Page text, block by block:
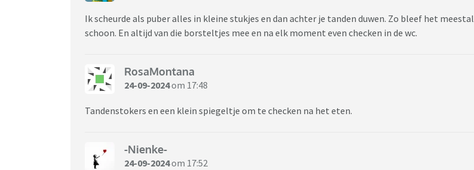
Ik scheurde als puber alles in kleine stukjes en dan achter je tanden duwen. Zo bleef het meestal
schoon. En altijd van die borsteltjes mee en na elk moment even checken in de wc.
RosaMontana
24-09-2024om 17:48
Tandenstokers en een klein spiegeltje om te checken na het eten.
-Nienke-
24-09-2024om 17:52